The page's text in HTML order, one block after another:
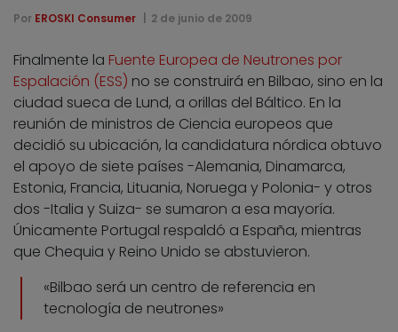
Por EROSKI Consumer 2 de junio de 2009
Finalmente la Fuente Europea de Neutrones por
Espalación (ESS) no se construirá en Bilbao, sino en la
ciudad sueca de Lund, a orillas del Báltico. En la
reunión de ministros de Ciencia europeos que
decidió su ubicación, la candidatura nórdica obtuvo
el apoyo de siete países -Alemania, Dinamarca,
Estonia, Francia, Lituania, Noruega y Polonia- y otros
dos -Italia y Suiza- se sumaron a esa mayoría.
Únicamente Portugal respaldó a España, mientras
que Chequia y Reino Unido se abstuvieron.
«Bilbao será un centro de referencia en
tecnología de neutrones»